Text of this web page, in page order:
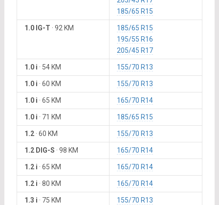
185/65 R15
1.0 IG-T · 92 KM
185/65 R15
195/55 R16
205/45 R17
1.0 i · 54 KM 155/70 R13
1.0 i · 60 KM 155/70 R13
1.0 i · 65 KM 165/70 R14
1.0 i · 71 KM 185/65 R15
1.2· 60 KM 155/70 R13
1.2 DIG-S · 98 KM 165/70 R14
1.2 i · 65 KM 165/70 R14
1.2 i · 80 KM 165/70 R14
1.3 i · 75 KM 155/70 R13